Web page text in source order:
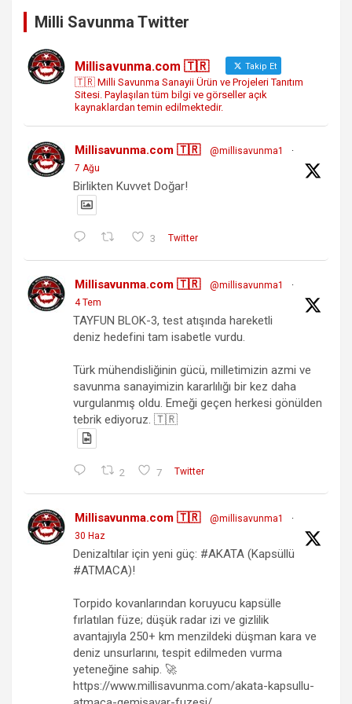
Milli Savunma Twitter
Millisavunma.com 🇹🇷 Takip Et
🇹🇷 Milli Savunma Sanayii Ürün ve Projeleri Tanıtım
Sitesi. Paylaşılan tüm bilgi ve görseller açık
kaynaklardan temin edilmektedir.
Millisavunma.com 🇹🇷 @millisavunma1
·
7 Ağu
Birlikten Kuvvet Doğar!
3 Twitter
Millisavunma.com 🇹🇷 @millisavunma1
·
4 Tem
TAYFUN BLOK-3, test atışında hareketli
deniz hedefini tam isabetle vurdu.
Türk mühendisliğinin gücü, milletimizin azmi ve
savunma sanayimizin kararlılığı bir kez daha
vurgulanmış oldu. Emeği geçen herkesi gönülden
tebrik ediyoruz. 🇹🇷
2 7 Twitter
Millisavunma.com 🇹🇷 @millisavunma1
·
30 Haz
Denizaltılar için yeni güç: #AKATA (Kapsüllü
#ATMACA)!
Torpido kovanlarından koruyucu kapsülle
fırlatılan füze; düşük radar izi ve gizlilik
avantajıyla 250+ km menzildeki düşman kara ve
deniz unsurlarını, tespit edilmeden vurma
yeteneğine sahip. 🚀
https://www.millisavunma.com/akata-kapsullu-